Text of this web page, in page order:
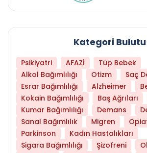
Kategori Bulutu
Psikiyatri AFAZİ
Tüp Bebek
Alkol Bağımlılığı
Otizm
Saç
Esrar Bağımlılığı
Alzheimer
Kokain Bağımlılığı
Baş Ağrıları
Kumar Bağımlılığı
Demans
Sanal Bağımlılık
Migren
Parkinson
Kadın Hastalıkları
Sigara Bağımlılığı
Şizofreni